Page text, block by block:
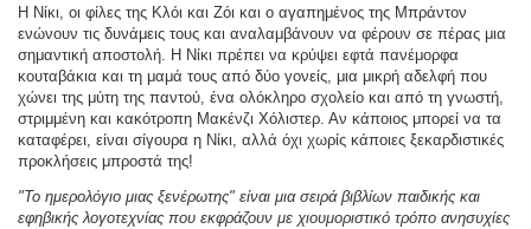
Η Νίκι, οι φίλες της Κλόι και Ζόι και ο αγαπημένος της Μπράντον
ενώνουν τις δυνάμεις τους και αναλαμβάνουν να φέρουν σε πέρας μια
σημαντική αποστολή. Η Νίκι πρέπει να κρύψει εφτά πανέμορφα
κουταβάκια και τη μαμά τους από δύο γονείς, μια μικρή αδελφή που
χώνει της μύτη της παντού, ένα ολόκληρο σχολείο και από τη γνωστή,
στριμμένη και κακότροπη Μακένζι Χόλιστερ. Αν κάποιος μπορεί να τα
καταφέρει, είναι σίγουρα η Νίκι, αλλά όχι χωρίς κάποιες ξεκαρδιστικές
προκλήσεις μπροστά της!
"Το ημερολόγιο μιας ξενέρωτης" είναι μια σειρά βιβλίων παιδικής και
εφηβικής λογοτεχνίας που εκφράζουν με χιουμοριστικό τρόπο ανησυχίες